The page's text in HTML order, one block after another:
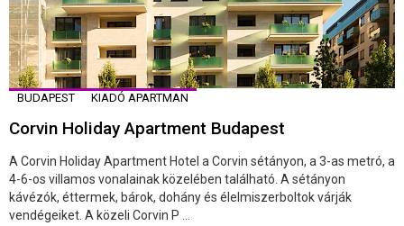
BUDAPEST KIADÓ APARTMAN
Corvin Holiday Apartment Budapest
A Corvin Holiday Apartment Hotel a Corvin sétányon, a 3-as metró, a
4-6-os villamos vonalainak közelében található. A sétányon
kávézók, éttermek, bárok, dohány és élelmiszerboltok várják
vendégeiket. A közeli Corvin P ...